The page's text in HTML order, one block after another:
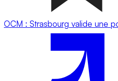
OCM : Strasbourg valide une